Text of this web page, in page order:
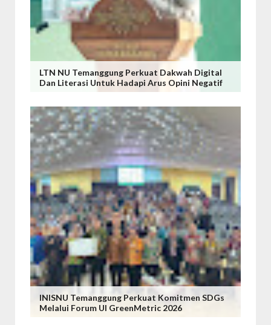
LTN NU Temanggung Perkuat Dakwah Digital
Dan Literasi Untuk Hadapi Arus Opini Negatif
INISNU Temanggung Perkuat Komitmen SDGs
Melalui Forum UI GreenMetric 2026